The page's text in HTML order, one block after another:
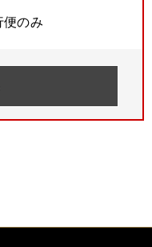
便のみ